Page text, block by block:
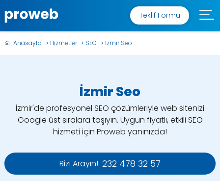
Teklif Formu
Anasayfa Hizmetler SEO İzmir Seo
İzmir Seo
İzmir'de profesyonel SEO çözümleriyle web sitenizi
Google üst sıralara taşıyın. Uygun fiyatlı, etkili SEO
hizmeti için Proweb yanınızda!
Bizi Arayın! 232 478 32 57